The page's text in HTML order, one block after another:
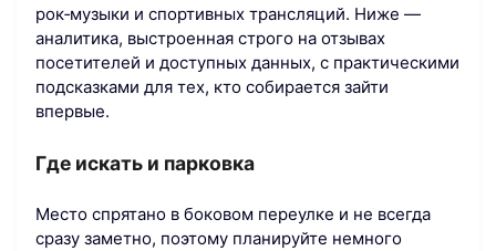
рок‑музыки и спортивных трансляций. Ниже —
аналитика, выстроенная строго на отзывах
посетителей и доступных данных, с практическими
подсказками для тех, кто собирается зайти
впервые.
Где искать и парковка
Место спрятано в боковом переулке и не всегда
сразу заметно, поэтому планируйте немного